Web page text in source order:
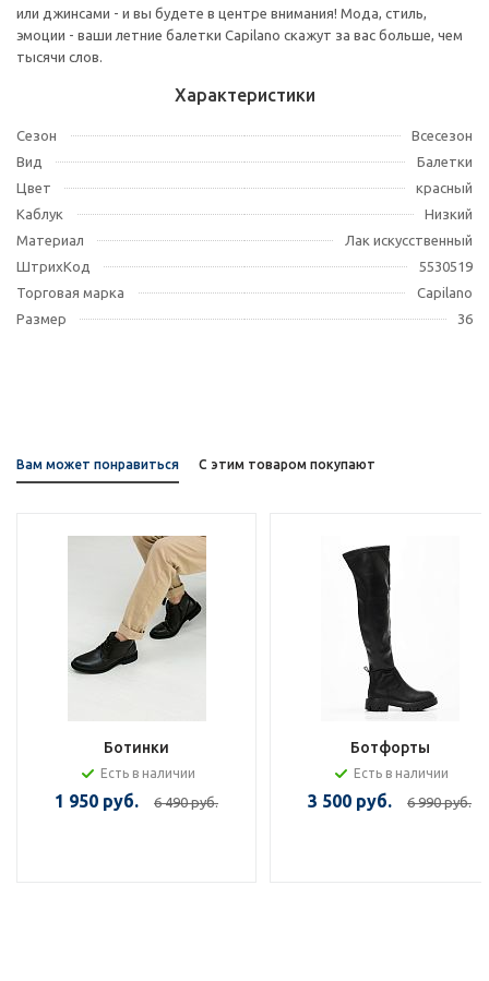
или джинсами - и вы будете в центре внимания! Мода, стиль,
эмоции - ваши летние балетки Capilano скажут за вас больше, чем
тысячи слов.
Характеристики
Сезон
Всесезон
Вид
Балетки
Цвет
красный
Каблук
Низкий
Материал
Лак искусственный
ШтрихКод
5530519
Торговая марка
Capilano
Размер
36
Вам может понравиться С этим товаром покупают
Ботинки
Есть в наличии
1 950 руб. 6 490 руб.
Ботфорты
Есть в наличии
3 500 руб. 6 990 руб.